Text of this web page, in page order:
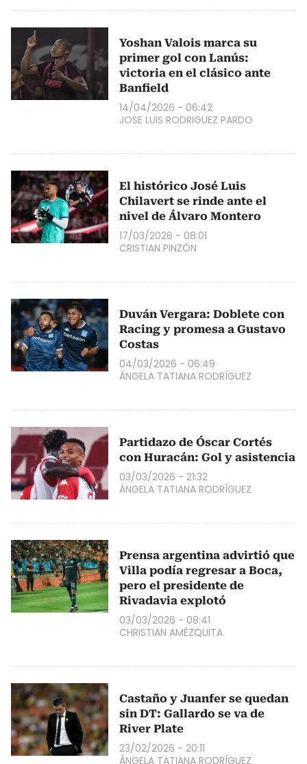
Yoshan Valois marca su
primer gol con Lanús:
victoria en el clásico ante
Banfield
14/04/2026 - 06:42
JOSE LUIS RODRIGUEZ PARDO
El histórico José Luis
Chilavert se rinde ante el
nivel de Álvaro Montero
17/03/2026 - 08:01
CRISTIAN PINZÓN
Duván Vergara: Doblete con
Racing y promesa a Gustavo
Costas
04/03/2026 - 06:49
ÁNGELA TATIANA RODRÍGUEZ
Partidazo de Óscar Cortés
con Huracán: Gol y asistencia
03/03/2026 - 21:32
ÁNGELA TATIANA RODRÍGUEZ
Prensa argentina advirtió que
Villa podía regresar a Boca,
pero el presidente de
Rivadavia explotó
03/03/2026 - 08:41
CHRISTIAN AMÉZQUITA
Castaño y Juanfer se quedan
sin DT: Gallardo se va de
River Plate
23/02/2026 - 20:11
ÁNGELA TATIANA RODRÍGUEZ